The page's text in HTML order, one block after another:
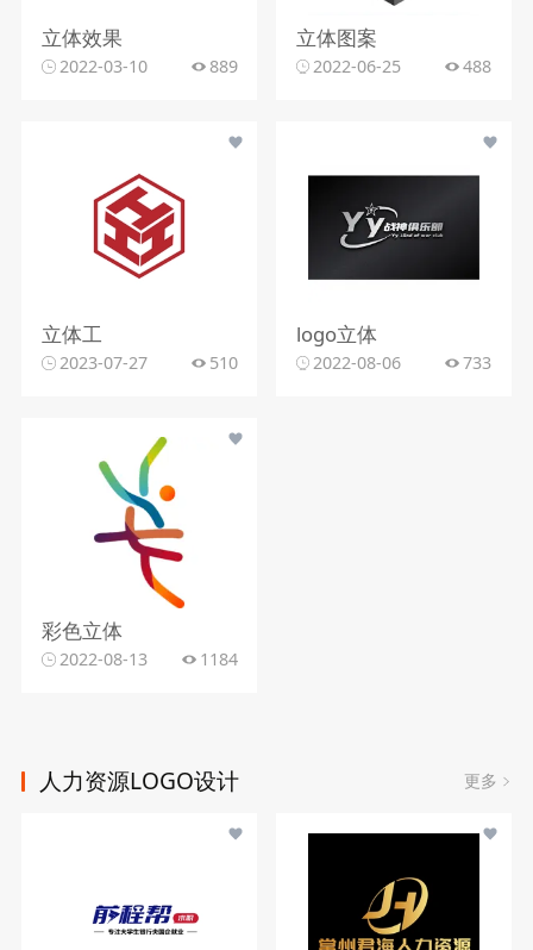
立体效果
2022-03-10 889
立体图案
2022-06-25 488
立体工
2023-07-27 510
logo立体
2022-08-06 733
彩色立体
2022-08-13 1184
人力资源LOGO设计 更多